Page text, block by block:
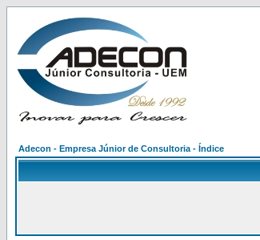
Adecon - Empresa Júnior de Consultoria - Índice